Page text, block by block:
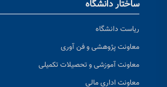
ساختار دانشگاه
ریاست دانشگاه
معاونت پژوهشی و فن آوری
معاونت آموزشی و تحصیلات تکمیلی
معاونت اداری مالی